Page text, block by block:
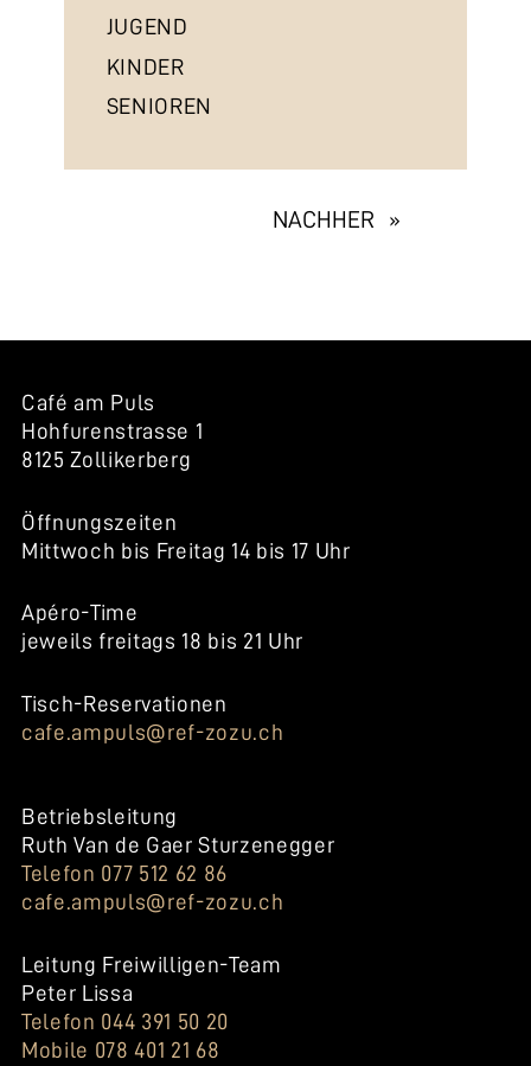
JUGEND
KINDER
SENIOREN
NACHHER »
Café am Puls
Hohfurenstrasse 1
8125 Zollikerberg
Öffnungszeiten
Mittwoch bis Freitag 14 bis 17 Uhr
Apéro-Time
jeweils freitags 18 bis 21 Uhr
Tisch-Reservationen
cafe.ampuls@ref-zozu.ch
Betriebsleitung
Ruth Van de Gaer Sturzenegger
Telefon 077 512 62 86
cafe.ampuls@ref-zozu.ch
Leitung Freiwilligen-Team
Peter Lissa
Telefon 044 391 50 20
Mobile 078 401 21 68